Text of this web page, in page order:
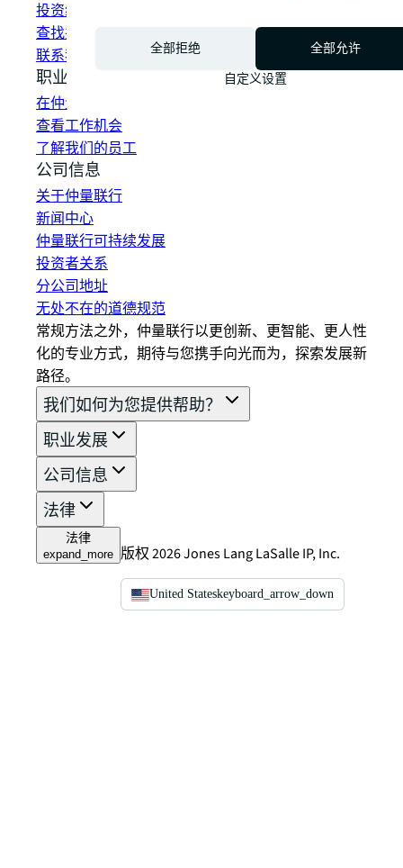
投资组合管理
查找并租赁空间
联系我们
职业发展
在仲量联行工作
查看工作机会
了解我们的员工
公司信息
关于仲量联行
新闻中心
仲量联行可持续发展
投资者关系
分公司地址
无处不在的道德规范
常规方法之外，仲量联行以更创新、更智能、更人性
化的专业方式，期待与您携手向光而为，探索发展新
路径。
我们如何为您提供帮助？
职业发展
公司信息
法律
法律
expand_more 版权 2026 Jones Lang LaSalle IP, Inc.
United Stateskeyboard_arrow_down
全部拒绝
全部允许
自定义设置